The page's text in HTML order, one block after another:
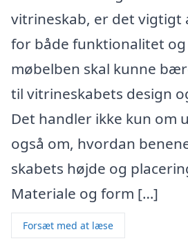
vitrineskab, er det vigtigt
for både funktionalitet
møbelben skal kunne
til vitrineskabets design
Det handler ikke kun om
også om, hvordan
skabets højde og
Materiale og form […]
Forsæt med at læse